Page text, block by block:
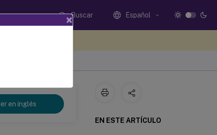
Buscar Español
en inglés
EN ESTE ARTÍCULO
×